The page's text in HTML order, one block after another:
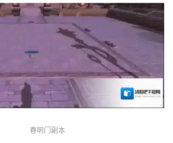
春明门副本